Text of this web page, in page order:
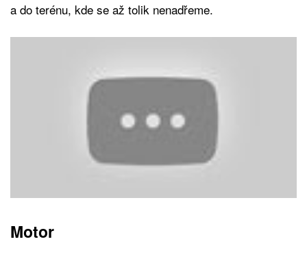
a do terénu, kde se až tolik nenadřeme.
Motor